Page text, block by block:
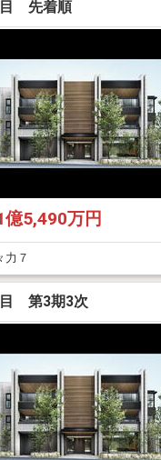
目 先着順
5,490万円
力７
目 第3期3次